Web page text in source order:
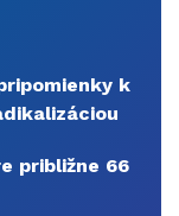
k
približne 66